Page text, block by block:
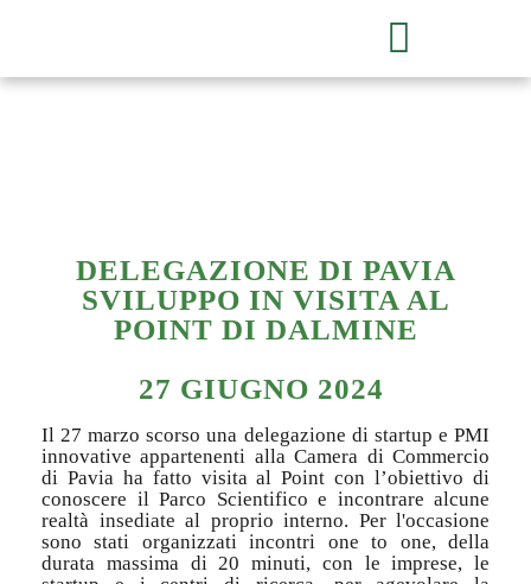
DELEGAZIONE DI PAVIA
SVILUPPO IN VISITA AL
POINT DI DALMINE
27 GIUGNO 2024
Il 27 marzo scorso una delegazione di startup e PMI
innovative appartenenti alla Camera di Commercio
di Pavia ha fatto visita al Point con l’obiettivo di
conoscere il Parco Scientifico e incontrare alcune
realtà insediate al proprio interno. Per l'occasione
sono stati organizzati incontri one to one, della
durata massima di 20 minuti, con le imprese, le